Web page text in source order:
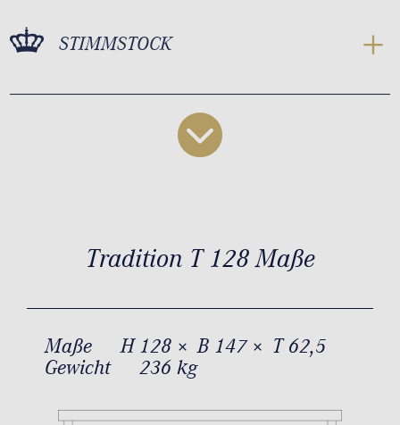
STIMMSTOCK
Tradition T 128 Maße
Maße
H 128 × B 147 × T 62,5
Gewicht
236 kg